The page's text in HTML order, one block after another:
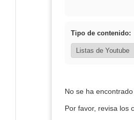
Tipo de contenido:
No se ha
Por favor, revisa los